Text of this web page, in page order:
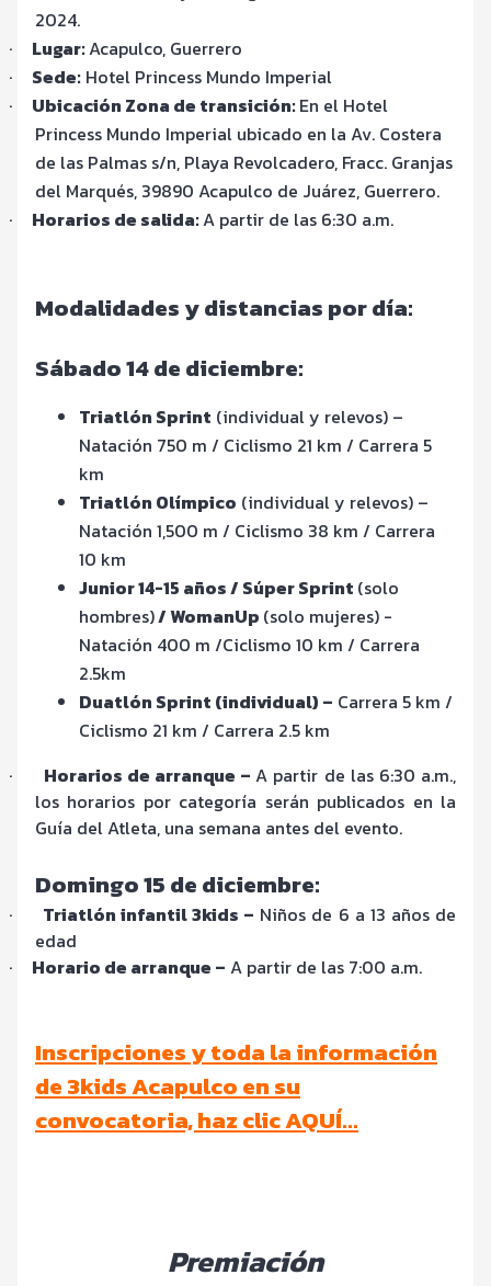
2024.
·
Lugar:Acapulco, Guerrero
·
Sede: Hotel Princess Mundo Imperial
·
Ubicación Zona de transición:En el Hotel
Princess Mundo Imperial ubicado en la Av. Costera
de las Palmas s/n, Playa Revolcadero, Fracc. Granjas
del Marqués, 39890 Acapulco de Juárez, Guerrero.
·
Horarios de salida:A partir de las 6:30 a.m.
Modalidades y distancias por día:
Sábado 14 de diciembre:
Triatlón Sprint (individual y relevos) –
Natación 750 m / Ciclismo 21 km / Carrera 5
km
Triatlón Olímpico (individual y relevos) –
Natación 1,500 m / Ciclismo 38 km / Carrera
10 km
Junior 14-15 años / Súper Sprint (solo
hombres)/ WomanUp (solo mujeres) -
Natación 400 m /Ciclismo 10 km / Carrera
2.5km
Duatlón Sprint (individual) – Carrera 5 km /
Ciclismo 21 km / Carrera 2.5 km
·
Horarios de arranque –A partir de las 6:30 a.m.,
los horarios por categoría serán publicados en la
Guía del Atleta, una semana antes del evento.
Domingo 15 de diciembre:
· Triatlón infantil 3kids – Niños de 6 a 13 años de
edad
·
Horario de arranque – A partir de las 7:00 a.m.
Inscripciones y toda la información
de 3kids Acapulco en su
convocatoria, haz clic AQUÍ…
Premiación